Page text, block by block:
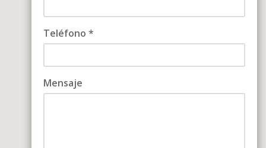
Teléfono *
Mensaje